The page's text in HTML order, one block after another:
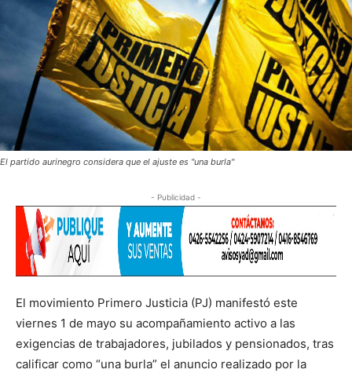
El partido aurinegro considera que el ajuste es "una burla"
- Publicidad -
El movimiento Primero Justicia (PJ) manifestó este
viernes 1 de mayo su acompañamiento activo a las
exigencias de trabajadores, jubilados y pensionados, tras
calificar como “una burla” el anuncio realizado por la